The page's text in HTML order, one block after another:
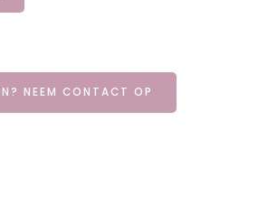
NEEM CONTACT OP